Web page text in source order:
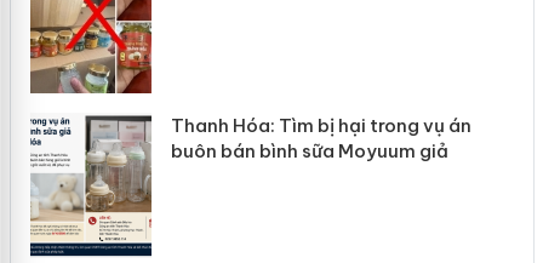
Thanh Hóa: Tìm bị hại trong vụ án
buôn bán bình sữa Moyuum giả